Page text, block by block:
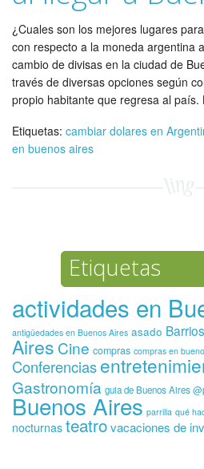
¿Cuales son los mejores lugares
con respecto a la moneda argentina
cambio de divisas en la ciudad de
través de diversas opciones según
propio habitante que regresa al
Etiquetas: cambiar dolares en
en buenos aires
Etiquetas
actividades en
antigüedades en Buenos Aires asado
Aires Cine compras compras en
Conferencias
Gastronomía guia de Buenos Aires
Buenos Aires parrilla qué
nocturnas teatrovacaciones de